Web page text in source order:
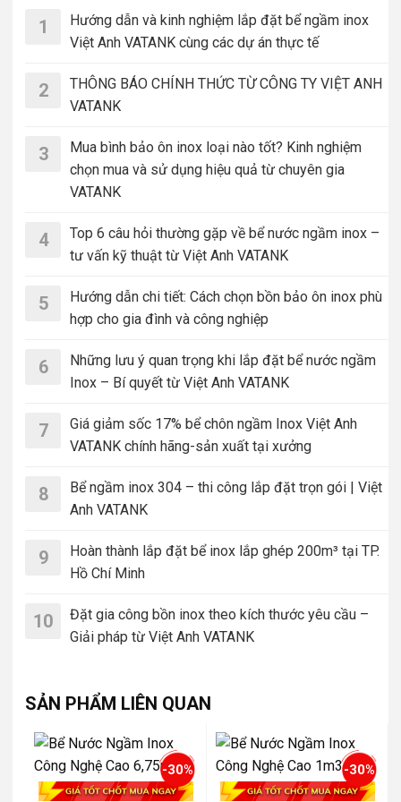
1
Hướng dẫn và kinh nghiệm lắp đặt bể ngầm inox
Việt Anh VATANK cùng các dự án thực tế
2
THÔNG BÁO CHÍNH THỨC TỪ CÔNG TY VIỆT ANH
VATANK
3
Mua bình bảo ôn inox loại nào tốt? Kinh nghiệm
chọn mua và sử dụng hiệu quả từ chuyên gia
VATANK
4
Top 6 câu hỏi thường gặp về bể nước ngầm inox –
tư vấn kỹ thuật từ Việt Anh VATANK
5
Hướng dẫn chi tiết: Cách chọn bồn bảo ôn inox phù
hợp cho gia đình và công nghiệp
6
Những lưu ý quan trọng khi lắp đặt bể nước ngầm
Inox – Bí quyết từ Việt Anh VATANK
7
Giá giảm sốc 17% bể chôn ngầm Inox Việt Anh
VATANK chính hãng-sản xuất tại xưởng
8
Bể ngầm inox 304 – thi công lắp đặt trọn gói | Việt
Anh VATANK
9
Hoàn thành lắp đặt bể inox lắp ghép 200m³ tại TP.
Hồ Chí Minh
10
Đặt gia công bồn inox theo kích thước yêu cầu –
Giải pháp từ Việt Anh VATANK
SẢN PHẨM LIÊN QUAN
-30% -30%